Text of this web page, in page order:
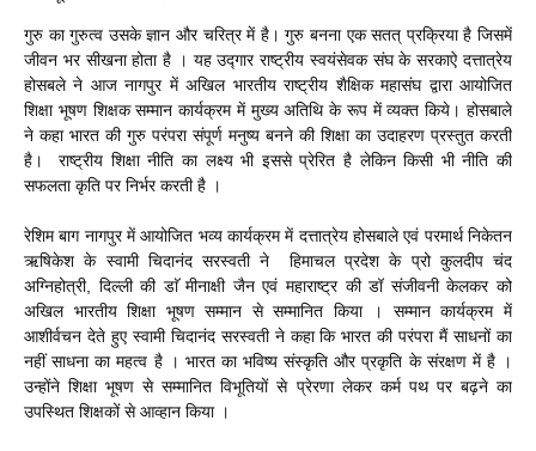
गुरु का गुरुत्व उसके ज्ञान और चरित्र में है। गुरु बनना एक सतत् प्रक्रिया है जिसमें
जीवन भर सीखना होता है । यह उद्गार राष्ट्रीय स्वयंसेवक संघ के सरकाऐ दत्तात्रेय
होसबले ने आज नागपुर में अखिल भारतीय राष्ट्रीय शैक्षिक महासंघ द्वारा आयोजित
शिक्षा भूषण शिक्षक सम्मान कार्यक्रम में मुख्य अतिथि के रूप में व्यक्त किये। होसबाले
ने कहा भारत की गुरु परंपरा संपूर्ण मनुष्य बनने की शिक्षा का उदाहरण प्रस्तुत करती
है। राष्ट्रीय शिक्षा नीति का लक्ष्य भी इससे प्रेरित है लेकिन किसी भी नीति की
सफलता कृति पर निर्भर करती है ।
रेशिम बाग नागपुर में आयोजित भव्य कार्यक्रम में दत्तात्रेय होसबाले एवं परमार्थ निकेतन
ऋषिकेश के स्वामी चिदानंद सरस्वती ने हिमाचल प्रदेश के प्रो कुलदीप चंद
अग्निहोत्री, दिल्ली की डाॅ मीनाक्षी जैन एवं महाराष्ट्र की डॉ संजीवनी केलकर को
अखिल भारतीय शिक्षा भूषण सम्मान से सम्मानित किया । सम्मान कार्यक्रम में
आशीर्वचन देते हुए स्वामी चिदानंद सरस्वती ने कहा कि भारत की परंपरा मैं साधनों का
नहीं साधना का महत्व है । भारत का भविष्य संस्कृति और प्रकृति के संरक्षण में है ।
उन्होंने शिक्षा भूषण से सम्मानित विभूतियों से प्रेरणा लेकर कर्म पथ पर बढ़ने का
उपस्थित शिक्षकों से आव्हान किया ।